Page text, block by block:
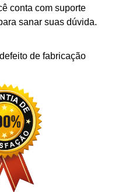
conta com suporte
sanar suas dúvida.
de fabricação